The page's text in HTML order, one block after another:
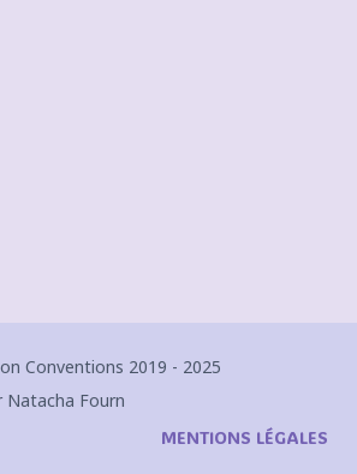
Conventions 2019 - 2025
Natacha Fourn
MENTIONS LÉGALES